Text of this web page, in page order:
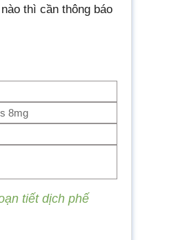
thì cần thông báo
8mg
tiết dịch phế